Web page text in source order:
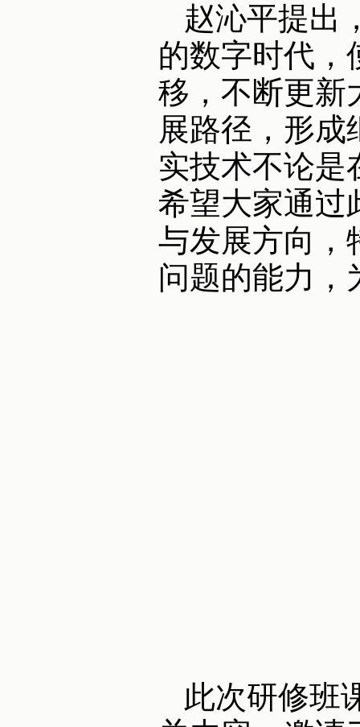
赵沁平提出
的数字时代，
移，不断更新
展路径，形成
实技术不论是
希望大家通过
与发展方向，
问题的能力，
此次研修班